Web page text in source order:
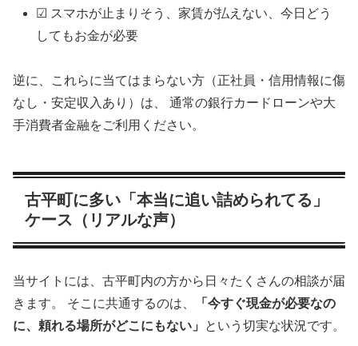
☑ スマホが止まりそう、家賃が払えない、今日どう
してもお金が必要
逆に、これらに当てはまらない方（正社員・信用情報に傷
なし・安定収入あり）は、 通常の銀行カードローンや大
手消費者金融をご利用ください。
古平町に多い「本当に追い詰められてる」
ケース（リアルな声）
当サイトには、古平町内の方から日々たくさんの相談が届
きます。 そこに共通するのは、
「今すぐ現金が必要なの
に、頼れる場所がどこにもない」
という切実な状況です。